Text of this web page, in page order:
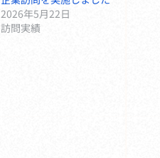
2026年5月22日
訪問実績